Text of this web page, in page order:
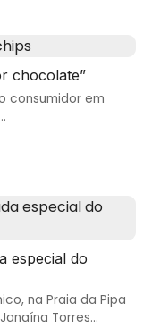
chocolate”
consumidor em
especial do
na Praia da Pipa
Torres…